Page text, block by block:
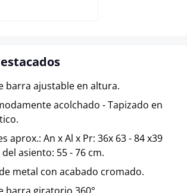
barra ajustable en altura.
acolchado - Tapizado en
aprox.: An x Al x Pr: 36x 63 - 84 x39
asiento: 55 - 76 cm.
metal con acabado cromado.